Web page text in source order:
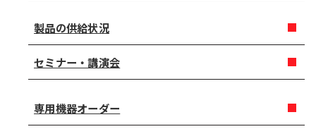
製品の供給状況
セミナー・講演会
専用機器オーダー